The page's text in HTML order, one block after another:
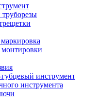
инструмент
инструмента